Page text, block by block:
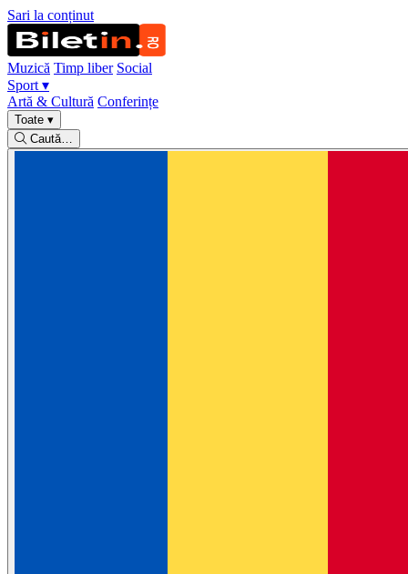
Sari la conținut
Muzică Timp liber Social
Sport ▾
Artă & Cultură Conferințe
Toate ▾
Caută…